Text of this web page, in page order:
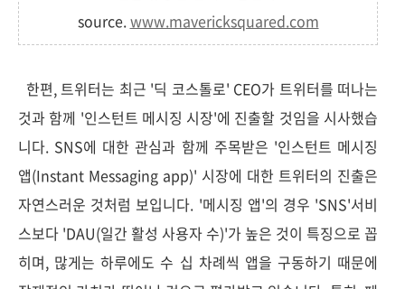
source.www.mavericksquared.com
한편, 트위터는 최근 '딕 코스톨로' CEO가 트위터를 떠나는
것과 함께 '인스턴트 메시징 시장'에 진출할 것임을 시사했습
니다. SNS에 대한 관심과 함께 주목받은 '인스턴트 메시징
앱(Instant Messaging app)' 시장에 대한 트위터의 진출은
자연스러운 것처럼 보입니다. '메시징 앱'의 경우 'SNS'서비
스보다 'DAU(일간 활성 사용자 수)'가 높은 것이 특징으로 꼽
히며, 많게는 하루에도 수 십 차례씩 앱을 구동하기 때문에